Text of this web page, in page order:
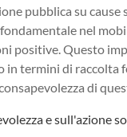
pubblica su cause
nel
positive. Questo
in termini di raccolta
di
e sull'azione